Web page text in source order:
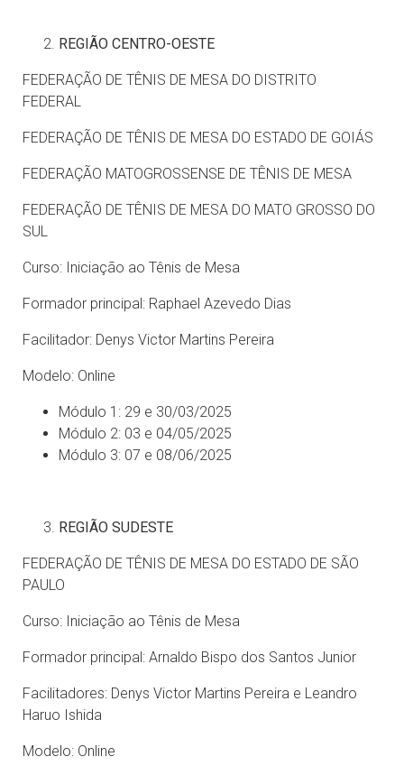
REGIÃO CENTRO-OESTE
FEDERAÇÃO DE TÊNIS DE MESA DO DISTRITO
FEDERAL
FEDERAÇÃO DE TÊNIS DE MESA DO ESTADO DE GOIÁS
FEDERAÇÃO MATOGROSSENSE DE TÊNIS DE MESA
FEDERAÇÃO DE TÊNIS DE MESA DO MATO GROSSO DO
SUL
Curso: Iniciação ao Tênis de Mesa
Formador principal: Raphael Azevedo Dias
Facilitador: Denys Victor Martins Pereira
Modelo: Online
Módulo 1: 29 e 30/03/2025
Módulo 2: 03 e 04/05/2025
Módulo 3: 07 e 08/06/2025
REGIÃO SUDESTE
FEDERAÇÃO DE TÊNIS DE MESA DO ESTADO DE SÃO
PAULO
Curso: Iniciação ao Tênis de Mesa
Formador principal: Arnaldo Bispo dos Santos Junior
Facilitadores: Denys Victor Martins Pereira e Leandro
Haruo Ishida
Modelo: Online